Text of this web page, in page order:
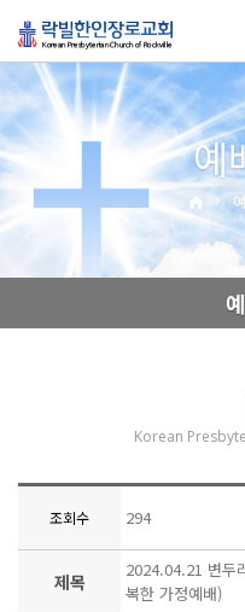
예
Korean
조회수 294
제목
2024.04.21 변두
복한 가정예배)